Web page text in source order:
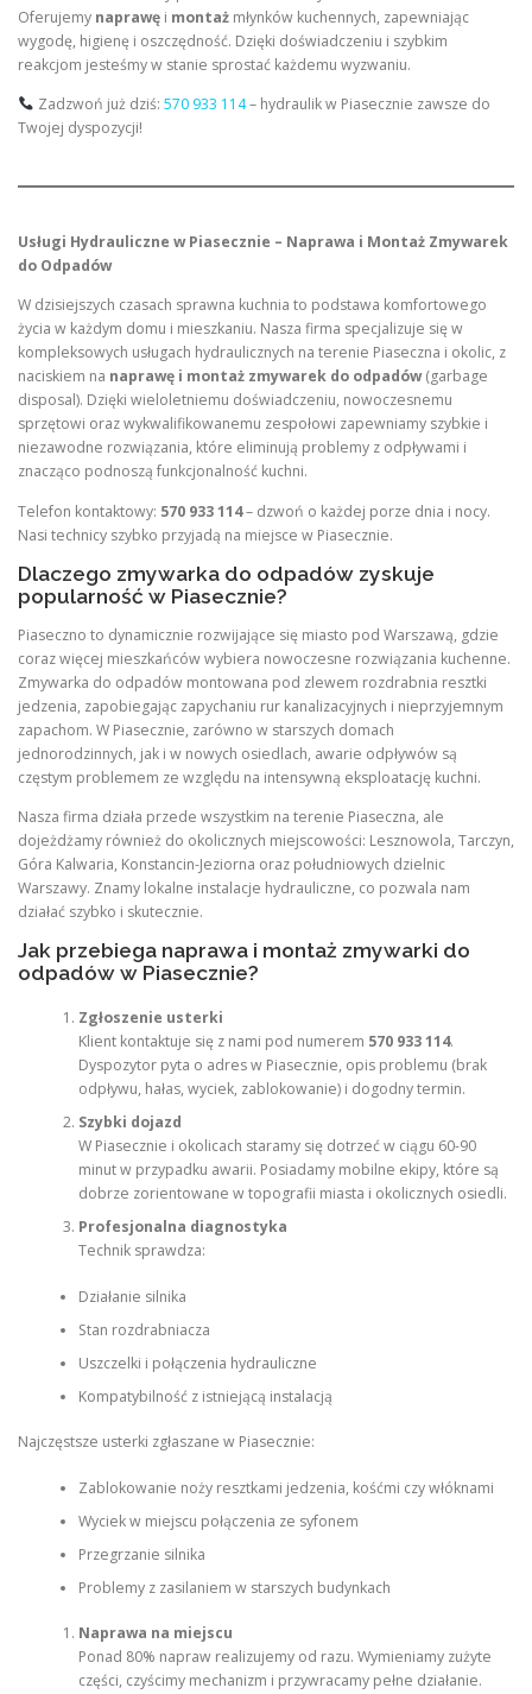
Oferujemy naprawę i montaż młynków kuchennych, zapewniając
wygodę, higienę i oszczędność. Dzięki doświadczeniu i szybkim
reakcjom jesteśmy w stanie sprostać każdemu wyzwaniu.
Zadzwoń już dziś: 570 933 114– hydraulik w Piasecznie zawsze do
Twojej dyspozycji!
Usługi Hydrauliczne w Piasecznie – Naprawa i Montaż Zmywarek
do Odpadów
W dzisiejszych czasach sprawna kuchnia to podstawa komfortowego
życia w każdym domu i mieszkaniu. Nasza firma specjalizuje się w
kompleksowych usługach hydraulicznych na terenie Piaseczna i okolic, z
naciskiem na naprawę i montaż zmywarek do odpadów(garbage
disposal). Dzięki wieloletniemu doświadczeniu, nowoczesnemu
sprzętowi oraz wykwalifikowanemu zespołowi zapewniamy szybkie i
niezawodne rozwiązania, które eliminują problemy z odpływami i
znacząco podnoszą funkcjonalność kuchni.
Telefon kontaktowy: 570 933 114– dzwoń o każdej porze dnia i nocy.
Nasi technicy szybko przyjadą na miejsce w Piasecznie.
Dlaczego zmywarka do odpadów zyskuje
popularność w Piasecznie?
Piaseczno to dynamicznie rozwijające się miasto pod Warszawą, gdzie
coraz więcej mieszkańców wybiera nowoczesne rozwiązania kuchenne.
Zmywarka do odpadów montowana pod zlewem rozdrabnia resztki
jedzenia, zapobiegając zapychaniu rur kanalizacyjnych i nieprzyjemnym
zapachom. W Piasecznie, zarówno w starszych domach
jednorodzinnych, jak i w nowych osiedlach, awarie odpływów są
częstym problemem ze względu na intensywną eksploatację kuchni.
Nasza firma działa przede wszystkim na terenie Piaseczna, ale
dojeżdżamy również do okolicznych miejscowości: Lesznowola, Tarczyn,
Góra Kalwaria, Konstancin-Jeziorna oraz południowych dzielnic
Warszawy. Znamy lokalne instalacje hydrauliczne, co pozwala nam
działać szybko i skutecznie.
Jak przebiega naprawa i montaż zmywarki do
odpadów w Piasecznie?
Zgłoszenie usterki
Klient kontaktuje się z nami pod numerem 570 933 114.
Dyspozytor pyta o adres w Piasecznie, opis problemu (brak
odpływu, hałas, wyciek, zablokowanie) i dogodny termin.
Szybki dojazd
W Piasecznie i okolicach staramy się dotrzeć w ciągu 60-90
minut w przypadku awarii. Posiadamy mobilne ekipy, które są
dobrze zorientowane w topografii miasta i okolicznych osiedli.
Profesjonalna diagnostyka
Technik sprawdza:
Działanie silnika
Stan rozdrabniacza
Uszczelki i połączenia hydrauliczne
Kompatybilność z istniejącą instalacją
Najczęstsze usterki zgłaszane w Piasecznie:
Zablokowanie noży resztkami jedzenia, kośćmi czy włóknami
Wyciek w miejscu połączenia ze syfonem
Przegrzanie silnika
Problemy z zasilaniem w starszych budynkach
Naprawa na miejscu
Ponad 80% napraw realizujemy od razu. Wymieniamy zużyte
części, czyścimy mechanizm i przywracamy pełne działanie.